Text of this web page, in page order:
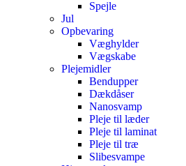
Spejle
Jul
Opbevaring
Væghylder
Vægskabe
Plejemidler
Bendupper
Dækdåser
Nanosvamp
Pleje til læder
Pleje til laminat
Pleje til træ
Slibesvampe